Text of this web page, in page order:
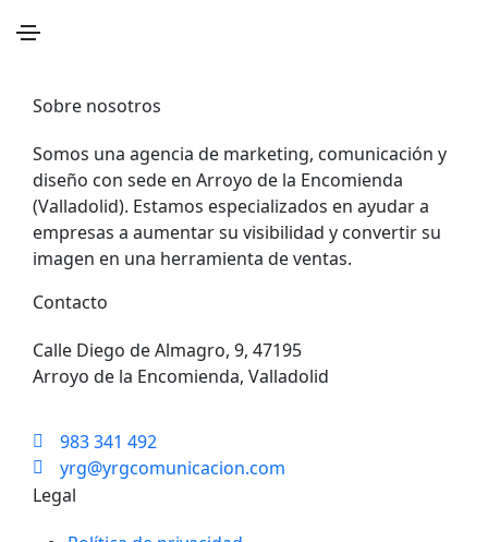
Sobre nosotros
Somos una agencia de marketing, comunicación y
diseño con sede en Arroyo de la Encomienda
(Valladolid). Estamos especializados en ayudar a
empresas a aumentar su visibilidad y convertir su
imagen en una herramienta de ventas.
Contacto
Calle Diego de Almagro, 9, 47195
Arroyo de la Encomienda, Valladolid
983 341 492
yrg@yrgcomunicacion.com
Legal